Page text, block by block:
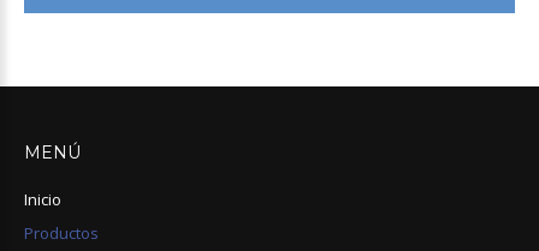
MENÚ
Inicio
Productos